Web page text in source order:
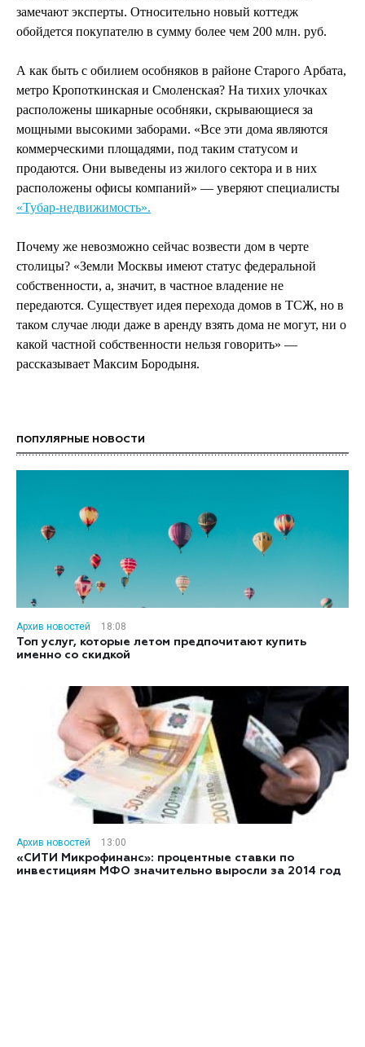
замечают эксперты. Относительно новый коттедж
обойдется покупателю в сумму более чем 200 млн. руб.
А как быть с обилием особняков в районе Старого Арбата,
метро Кропоткинская и Смоленская? На тихих улочках
расположены шикарные особняки, скрывающиеся за
мощными высокими заборами. «Все эти дома являются
коммерческими площадями, под таким статусом и
продаются. Они выведены из жилого сектора и в них
расположены офисы компаний» — уверяют специалисты
«Тубар-недвижимость».
Почему же невозможно сейчас возвести дом в черте
столицы? «Земли Москвы имеют статус федеральной
собственности, а, значит, в частное владение не
передаются. Существует идея перехода домов в ТСЖ, но в
таком случае люди даже в аренду взять дома не могут, ни о
какой частной собственности нельзя говорить» —
рассказывает Максим Бородыня.
ПОПУЛЯРНЫЕ НОВОСТИ
Архив новостей
18:08
Топ услуг, которые летом предпочитают купить
именно со скидкой
Архив новостей
13:00
«СИТИ Микрофинанс»: процентные ставки по
инвестициям МФО значительно выросли за 2014 год